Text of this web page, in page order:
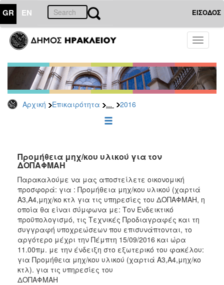
GR EN ΕΙΣΟΔΟΣ
Toggle
Αρχική Επικαιρότητα ... 2016
ΕΠΙΚΑΙΡΟΤΗΤΑ
-
Δημοπρασίες
Αρχείο
2026
2022
2021
2020
2019
2018
2017
2016
2015
Προμήθεια μηχ/κου υλικού για τον
ΔΟΠΑΦΜΑΗ
Παρακαλούμε να μας αποστείλετε οικονομική
προσφορά: για : Προμήθεια μηχ/κου υλικού (χαρτιά
Α3,Α4,μηχ/κο κτλ για τις υπηρεσίες του ΔΟΠΑΦΜΑΗ, η
οποία θα είναι σύμφωνα με: Τον Ενδεικτικό
προϋπολογισμό, τις Τεχνικές Προδιαγραφές και τη
συγγραφή υποχρεώσεων που επισυνάπτονται, το
αργότερο μέχρι την Πέμπτη 15/09/2016 και ώρα
11.00πμ. με την ένδειξη στο εξωτερικό του φακέλου:
για Προμήθεια μηχ/κου υλικού (χαρτιά Α3,Α4,μηχ/κο
κτλ). για τις υπηρεσίες του
ΔΟΠΑΦΜΑΗ